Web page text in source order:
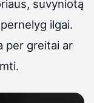
suvyniotą
ilgai.
per greitai ar